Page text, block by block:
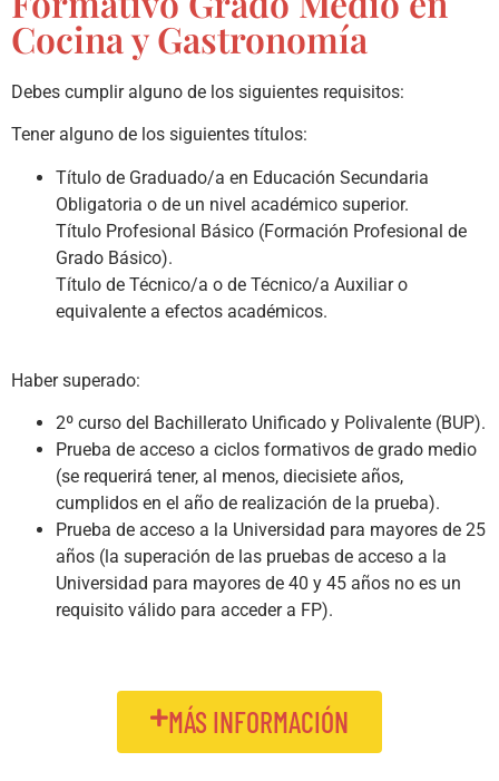
Cocina y Gastronomía
Debes cumplir alguno de los siguientes requisitos:
Tener alguno de los siguientes títulos:
Título de Graduado/a en Educación Secundaria
Obligatoria o de un nivel académico superior.
Título Profesional Básico (Formación Profesional de
Grado Básico).
Título de Técnico/a o de Técnico/a Auxiliar o
equivalente a efectos académicos.
Haber superado:
2º curso del Bachillerato Unificado y Polivalente (BUP).
Prueba de acceso a ciclos formativos de grado medio
(se requerirá tener, al menos, diecisiete años,
cumplidos en el año de realización de la prueba).
Prueba de acceso a la Universidad para mayores de 25
años (la superación de las pruebas de acceso a la
Universidad para mayores de 40 y 45 años no es un
requisito válido para acceder a FP).
MÁS INFORMACIÓN